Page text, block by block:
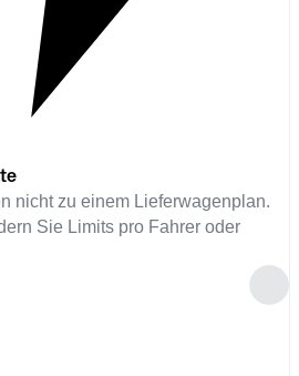
nicht zu einem Lieferwagenplan.
Sie Limits pro Fahrer oder